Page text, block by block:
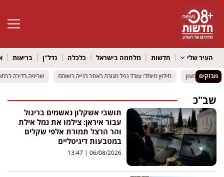
פתח
העיר שלי חדשות מלחמה בישראל כלכלה נדל"ן בריאות
מבזקים
אקדח טעון
אקדח טעון חילוץ מיוחד: עובד נפל מגובה באתר בנייה בשוהם שריפה בדירה חילוץ מיוחד: עובד נפל מגובה באתר בנייה בשוהם שריפה בדירה
שב"כ
תושבי אשקלון נאשמים בריגול
עבור איראן: צילמו את נמל אילת
והר הרצל תמורת אלפי שקלים
במטבעות דיגיטליים
06/08/2026